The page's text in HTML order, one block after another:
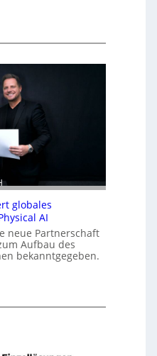
globales
AI
neue Partnerschaft
Aufbau des
bekanntgegeben.